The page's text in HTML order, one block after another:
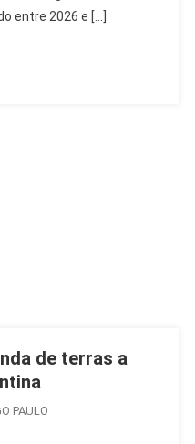
entre 2026 e […]
de terras a
PAULO